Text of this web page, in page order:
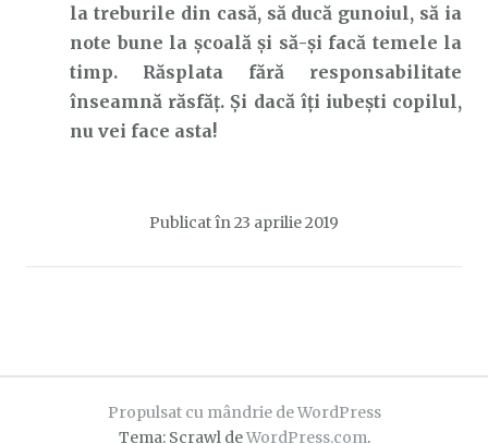
la treburile din casă, să ducă gunoiul, să ia
note bune la școală și să-și facă temele la
timp. Răsplata fără responsabilitate
înseamnă răsfăț. Și dacă îți iubești copilul,
nu vei face asta!
Publicat în 23 aprilie 2019
Propulsat cu mândrie de WordPress
Tema: Scrawl deWordPress.com.